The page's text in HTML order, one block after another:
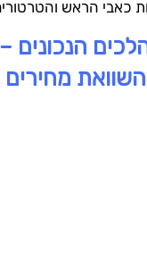
כאבי הראש
הנכונים